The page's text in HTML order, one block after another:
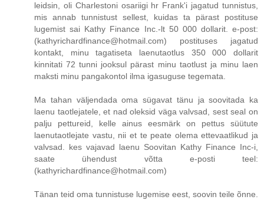
leidsin, oli Charlestoni osariigi hr Frank'i jagatud tunnistus,
mis annab tunnistust sellest, kuidas ta pärast postituse
lugemist sai Kathy Finance Inc.-lt 50 000 dollarit. e-post:
(kathyrichardfinance@hotmail.com) postituses jagatud
kontakt, minu tagatiseta laenutaotlus 350 000 dollarit
kinnitati 72 tunni jooksul pärast minu taotlust ja minu laen
maksti minu pangakontol ilma igasuguse tegemata.
Ma tahan väljendada oma sügavat tänu ja soovitada ka
laenu taotlejatele, et nad oleksid väga valvsad, sest seal on
palju pettureid, kelle ainus eesmärk on pettus süütute
laenutaotlejate vastu, nii et te peate olema ettevaatlikud ja
valvsad. kes vajavad laenu Soovitan Kathy Finance Inc-i,
saate ühendust võtta e-posti teel:
(kathyrichardfinance@hotmail.com)
Tänan teid oma tunnistuse lugemise eest, soovin teile õnne.